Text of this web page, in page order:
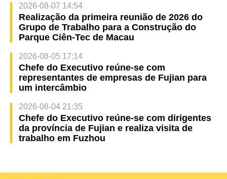
2026-08-07 14:54
Realização da primeira reunião de 2026 do
Grupo de Trabalho para a Construção do
Parque Ciên-Tec de Macau
2026-08-05 17:14
Chefe do Executivo reúne-se com
representantes de empresas de Fujian para
um intercâmbio
2026-08-04 21:35
Chefe do Executivo reúne-se com dirigentes
da província de Fujian e realiza visita de
trabalho em Fuzhou